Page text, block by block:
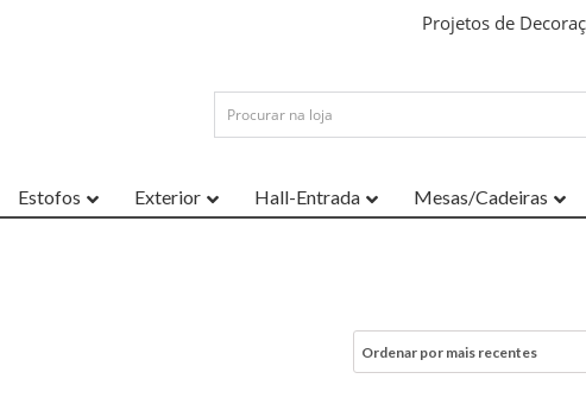
Projetos de
Estofos Exterior Hall-Entrada Mesas/Cadeiras